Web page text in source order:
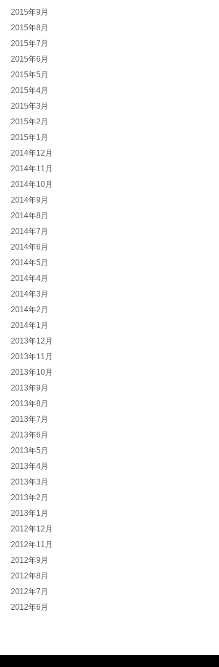
2015年9月
2015年8月
2015年7月
2015年6月
2015年5月
2015年4月
2015年3月
2015年2月
2015年1月
2014年12月
2014年11月
2014年10月
2014年9月
2014年8月
2014年7月
2014年6月
2014年5月
2014年4月
2014年3月
2014年2月
2014年1月
2013年12月
2013年11月
2013年10月
2013年9月
2013年8月
2013年7月
2013年6月
2013年5月
2013年4月
2013年3月
2013年2月
2013年1月
2012年12月
2012年11月
2012年9月
2012年8月
2012年7月
2012年6月